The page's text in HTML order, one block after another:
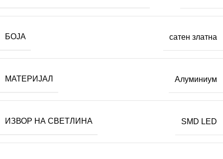
БОЈА сатен златна
МАТЕРИЈАЛ Алуминиум
ИЗВОР НА СВЕТЛИНА SMD LED